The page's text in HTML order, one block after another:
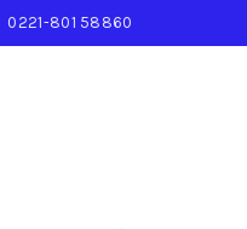
0221-801 58860